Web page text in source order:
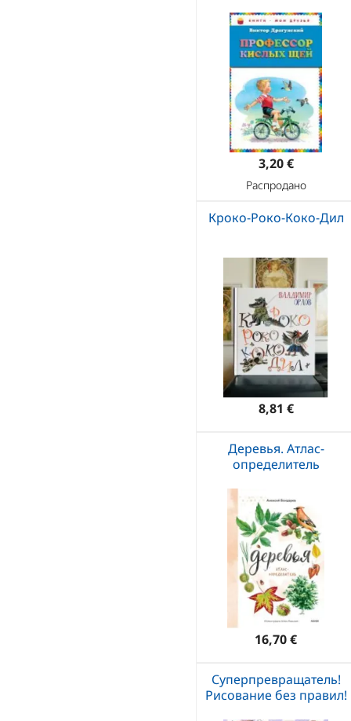
3,20 €
Распродано
Кроко-Роко-Коко-Дил
8,81 €
Деревья. Атлас-
определитель
16,70 €
Суперпревращатель!
Рисование без правил!